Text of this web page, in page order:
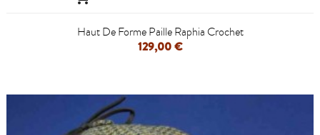
Haut De Forme Paille Raphia Crochet
129,00 €